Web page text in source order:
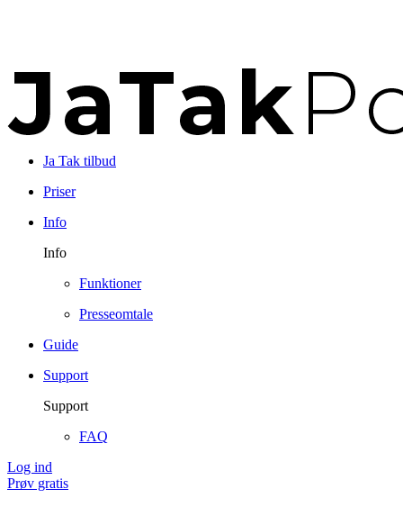
Ja Tak tilbud
Priser
Info
Info
Funktioner
Presseomtale
Guide
Support
Support
FAQ
Log ind
Prøv gratis